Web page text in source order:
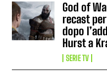
God of
recast
dopo
Hurst a
SERIE TV